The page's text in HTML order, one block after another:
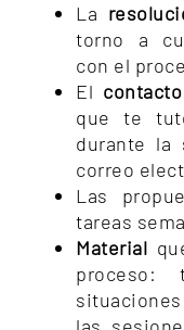
La
torno a
con el
El
que te
durante la
correo
Las
tareas
Material
proceso: